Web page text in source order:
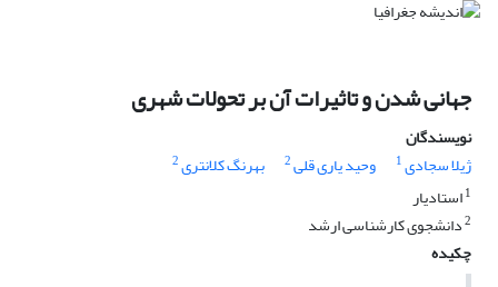
جهانی شدن و تاثیرات آن بر تحولات شهری
نویسندگان
ژیلا سجادی1 وحید یاری قلی2 بهرنگ کلانتری2
1استادیار
2دانشجوی کارشناسی ارشد
چکیده